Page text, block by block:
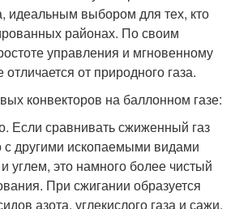
идеальным выбором для тех, кто
районах. По своим
управления и мгновенному
от природного газа.
конвекторов на баллонном газе:
Если сравнивать сжиженный газ
с другими ископаемыми видами
углем, это намного более чистый
При сжигании образуется
азота, углекислого газа и сажи.